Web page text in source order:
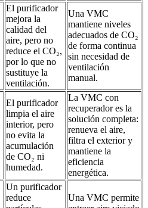
El purificador
mejora la
calidad del
aire, pero no
reduce el CO₂,
por lo que no
sustituye la
ventilación.
Una VMC
mantiene niveles
adecuados de CO₂
de forma continua
sin necesidad de
ventilación
manual.
El purificador
limpia el aire
interior, pero
no evita la
acumulación
de CO₂ ni
humedad.
La VMC con
recuperador es la
solución completa:
renueva el aire,
filtra el exterior y
mantiene la
eficiencia
energética.
Un purificador
reduce
Una VMC permite